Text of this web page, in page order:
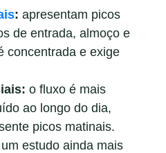
: apresentam picos
de entrada, almoço e
concentrada e exige
o fluxo é mais
ao longo do dia,
picos matinais.
estudo ainda mais